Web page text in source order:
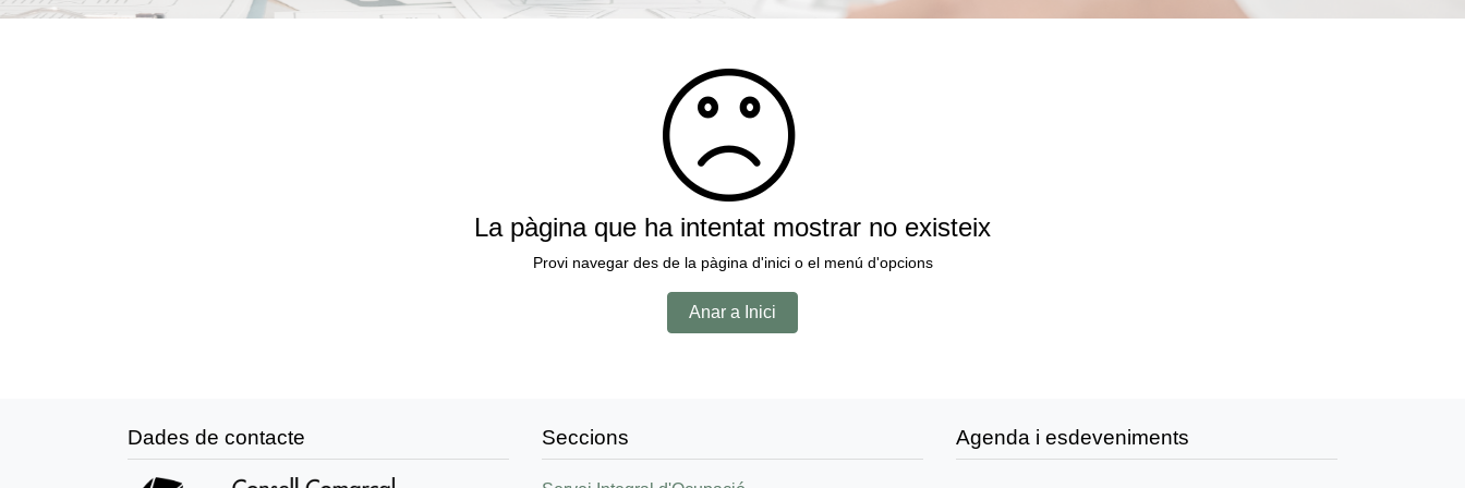
La pàgina que ha intentat mostrar no existeix
Provi navegar des de la pàgina d'inici o el menú d'opcions
Anar a Inici
Dades de contacte Seccions Agenda i esdeveniments